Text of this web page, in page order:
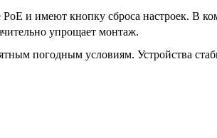
и имеют кнопку сброса настроек. В
упрощает монтаж.
погодным условиям. Устройства